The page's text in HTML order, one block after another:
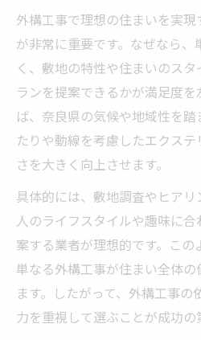
外構工事で理想の住まいを実
が非常に重要です。なぜなら
く、敷地の特性や住まいのス
ランを提案できるかが満足度を
ば、奈良県の気候や地域性を
たりや動線を考慮したエクス
さを大きく向上させます。
具体的には、敷地調査やヒア
人のライフスタイルや趣味に
案する業者が理想的です。この
単なる外構工事が住まい全体の
ます。したがって、外構工事
力を重視して選ぶことが成功の